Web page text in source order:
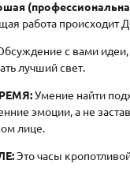
работа
с вами
лучший свет.
Умение найти
эмоции, а не
лице.
Это часы